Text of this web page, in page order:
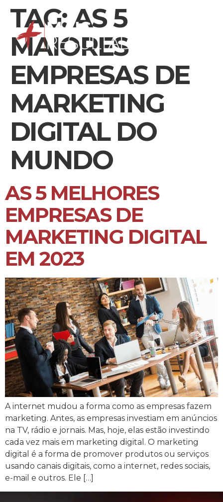
TAG:AS 5
MAIORES
EMPRESAS DE
MARKETING
DIGITAL DO
MUNDO
AS 5 MELHORES
EMPRESAS DE
MARKETING DIGITAL
EM 2023
A internet mudou a forma como as empresas fazem
marketing. Antes, as empresas investiam em anúncios
na TV, rádio e jornais. Mas, hoje, elas estão investindo
cada vez mais em marketing digital. O marketing
digital é a forma de promover produtos ou serviços
usando canais digitais, como a internet, redes sociais,
e-mail e outros. Ele […]